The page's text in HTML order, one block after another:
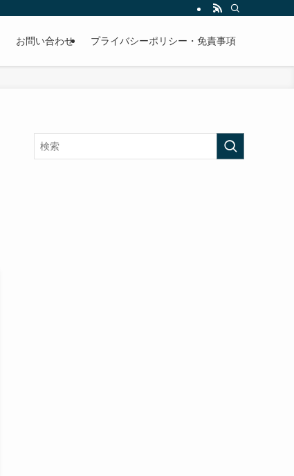
お問い合わせ プライバシーポリシー・免責事項